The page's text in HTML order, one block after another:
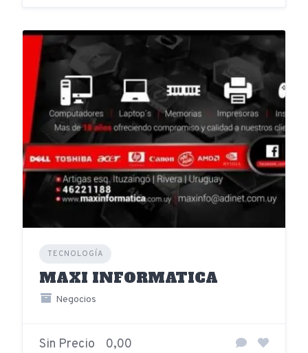
TECNOLOGÍA
MAXI INFORMATICA
Negocios
Sin Precio 0,00